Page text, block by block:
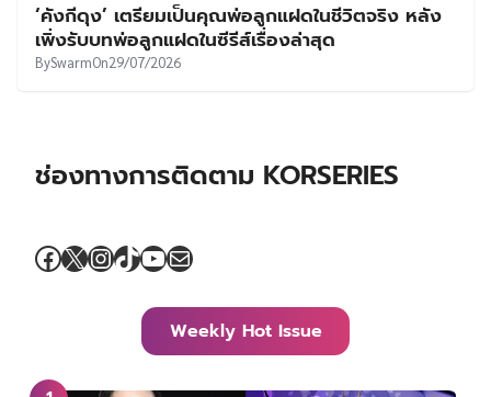
‘คังกีดุง’ เตรียมเป็นคุณพ่อลูกแฝดในชีวิตจริง หลัง
เพิ่งรับบทพ่อลูกแฝดในซีรีส์เรื่องล่าสุด
BySwarmOn29/07/2026
ช่องทางการติดตาม KORSERIES
Facebook
X Instagram
TikTok
YouTube
Mail
Weekly Hot Issue